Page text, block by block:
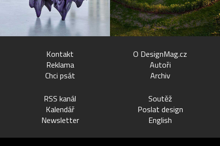
Kontakt
Reklama
Chci psát
O DesignMag.cz
Autoři
Archiv
RSS kanál
Kalendář
Newsletter
Soutěž
Poslat design
English